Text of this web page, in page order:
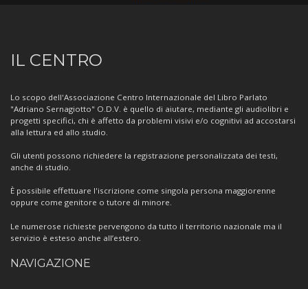
Informazioni
sul
Centro
IL CENTRO
Lo scopo dell'Associazione Centro Internazionale del Libro Parlato
"Adriano Sernagiotto" O.D.V. è quello di aiutare, mediante gli audiolibri e
progetti specifici, chi è affetto da problemi visivi e/o cognitivi ad accostarsi
alla lettura ed allo studio.
Gli utenti possono richiedere la registrazione personalizzata dei testi,
anche di studio.
È possibile effettuare l'iscrizione come singola persona maggiorenne
oppure come genitore o tutore di minore.
Le numerose richieste pervengono da tutto il territorio nazionale ma il
servizio è esteso anche all’estero.
NAVIGAZIONE